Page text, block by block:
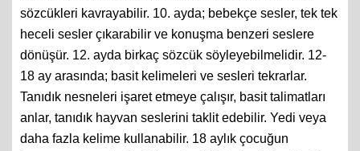
sözcükleri kavrayabilir. 10. ayda; bebekçe sesler, tek tek
heceli sesler çıkarabilir ve konuşma benzeri seslere
dönüşür. 12. ayda birkaç sözcük söyleyebilmelidir. 12-
18 ay arasında; basit kelimeleri ve sesleri tekrarlar.
Tanıdık nesneleri işaret etmeye çalışır, basit talimatları
anlar, tanıdık hayvan seslerini taklit edebilir. Yedi veya
daha fazla kelime kullanabilir. 18 aylık çocuğun